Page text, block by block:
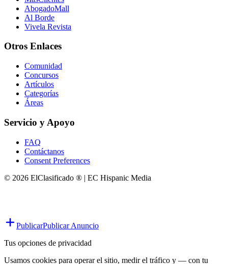
AbogadoMall
Al Borde
Vivela Revista
Otros Enlaces
Comunidad
Concursos
Artículos
Categorías
Áreas
Servicio y Apoyo
FAQ
Contáctanos
Consent Preferences
© 2026 ElClasificado ® | EC Hispanic Media
PublicarPublicar Anuncio
Tus opciones de privacidad
Usamos cookies para operar el sitio, medir el tráfico y — con tu